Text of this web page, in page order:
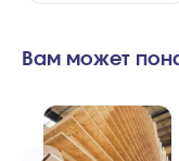
Вам может